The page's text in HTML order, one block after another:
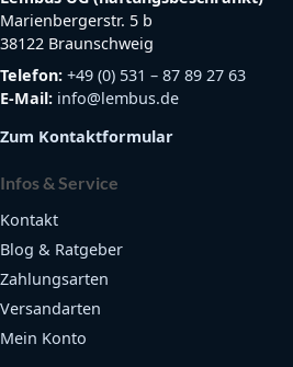
Marienbergerstr. 5 b
38122 Braunschweig
Telefon: +49 (0) 531 – 87 89 27 63
E-Mail: info@lembus.de
Zum Kontaktformular
Infos & Service
Kontakt
Blog & Ratgeber
Zahlungsarten
Versandarten
Mein Konto